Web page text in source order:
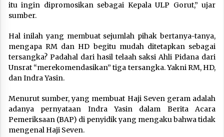
itu ingin dipromosikan sebagai Kepala ULP Gorut,” ujar
sumber.
Hal inilah yang membuat sejumlah pihak bertanya-tanya,
mengapa RM dan HD begitu mudah ditetapkan sebagai
tersangka? Padahal dari hasil telaah saksi Ahli Pidana dari
Unsrat “merekomendasikan” tiga tersangka. Yakni RM, HD,
dan Indra Yasin.
Menurut sumber, yang membuat Haji Seven geram adalah
adanya pernyataan Indra Yasin dalam Berita Acara
Pemeriksaan (BAP) di penyidik yang mengaku bahwa tidak
mengenal Haji Seven.